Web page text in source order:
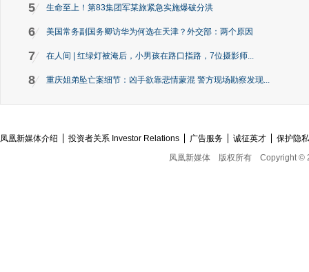
5 生命至上！第83集团军某旅紧急实施爆破分洪
6 美国常务副国务卿访华为何选在天津？外交部：两个原因
7 在人间 | 红绿灯被淹后，小男孩在路口指路，7位摄影师...
8 重庆姐弟坠亡案细节：凶手欲靠悲情蒙混 警方现场勘察发现...
凤凰新媒体介绍 投资者关系 Investor Relations 广告服务 诚征英才
保护隐
凤凰新媒体
版权所有 Copyright ©